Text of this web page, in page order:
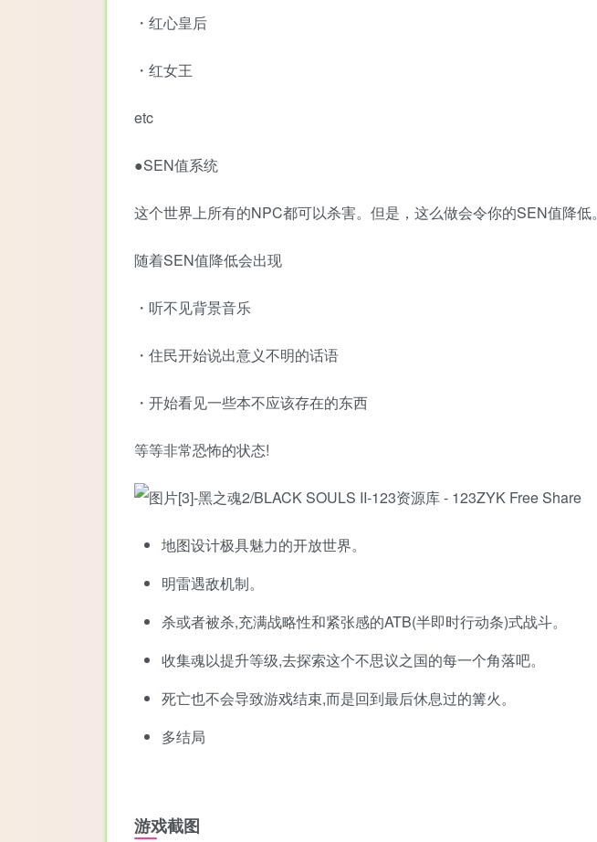
・红心皇后
・红女王
etc
●SEN值系统
这个世界上所有的NPC都可以杀害。但是，这么做会令你的SEN值降低。
随着SEN值降低会出现
・听不见背景音乐
・住民开始说出意义不明的话语
・开始看见一些本不应该存在的东西
等等非常恐怖的状态!
地图设计极具魅力的开放世界。
明雷遇敌机制。
杀或者被杀,充满战略性和紧张感的ATB(半即时行动条)式战斗。
收集魂以提升等级,去探索这个不思议之国的每一个角落吧。
死亡也不会导致游戏结束,而是回到最后休息过的篝火。
多结局
游戏截图